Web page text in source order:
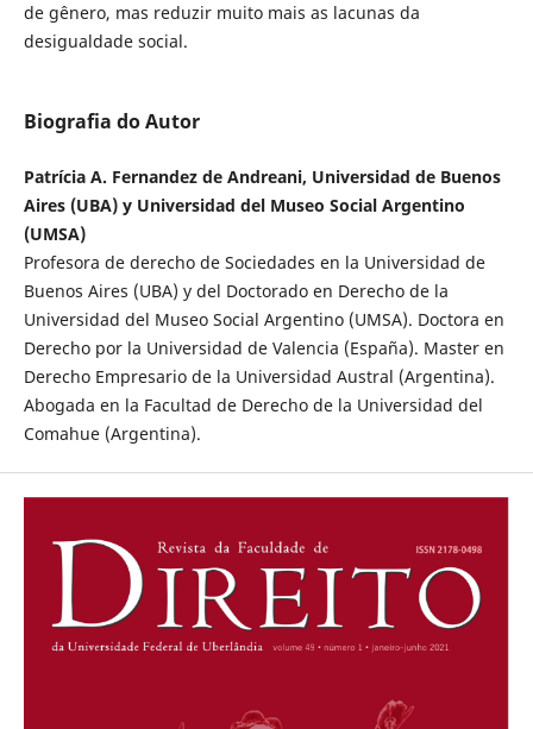
de gênero, mas reduzir muito mais as lacunas da
desigualdade social.
Biografia do Autor
Patrícia A. Fernandez de Andreani, Universidad de Buenos
Aires (UBA) y Universidad del Museo Social Argentino
(UMSA)
Profesora de derecho de Sociedades en la Universidad de
Buenos Aires (UBA) y del Doctorado en Derecho de la
Universidad del Museo Social Argentino (UMSA). Doctora en
Derecho por la Universidad de Valencia (España). Master en
Derecho Empresario de la Universidad Austral (Argentina).
Abogada en la Facultad de Derecho de la Universidad del
Comahue (Argentina).